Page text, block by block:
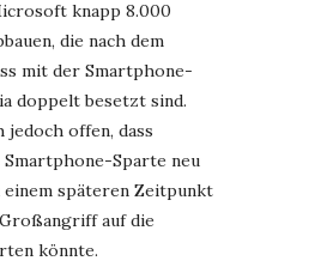
knapp 8.000
die nach dem
mit der Smartphone-
doppelt besetzt sind.
jedoch offen, dass
Sparte neu
späteren Zeitpunkt
auf die
könnte.